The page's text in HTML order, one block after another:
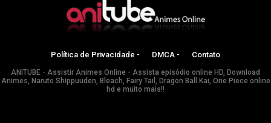
Política de Privacidade - DMCA - Contato
ANITUBE - Assistir Animes Online - Assista episódio online HD, Download
Animes, Naruto Shippuuden, Bleach, Fairy Tail, Dragon Ball Kai, One Piece online
hd e muito mais!!